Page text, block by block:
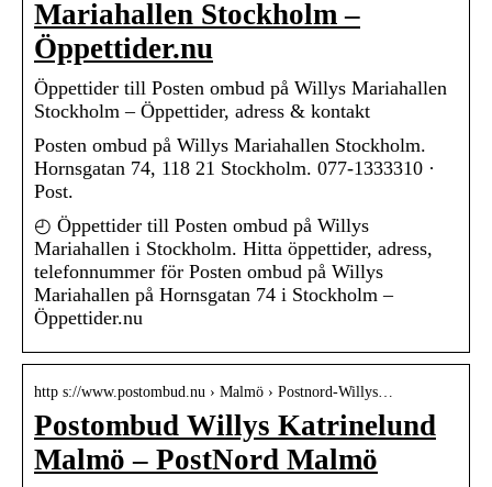
Mariahallen Stockholm –
Öppettider.nu
Öppettider till Posten ombud på Willys Mariahallen
Stockholm – Öppettider, adress & kontakt
Posten ombud på Willys Mariahallen Stockholm.
Hornsgatan 74, 118 21 Stockholm. 077-1333310 ·
Post.
◴ Öppettider till Posten ombud på Willys
Mariahallen i Stockholm. Hitta öppettider, adress,
telefonnummer för Posten ombud på Willys
Mariahallen på Hornsgatan 74 i Stockholm –
Öppettider.nu
http s://www.postombud.nu › Malmö › Postnord-Willys…
Postombud Willys Katrinelund
Malmö – PostNord Malmö